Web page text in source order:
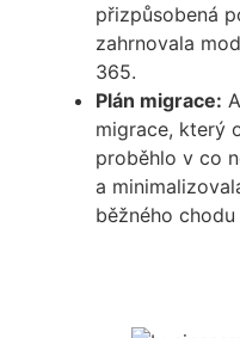
přizpůsobená
zahrnovala
365.
Plán migrace:
migrace, který
proběhlo v co
a
běžného